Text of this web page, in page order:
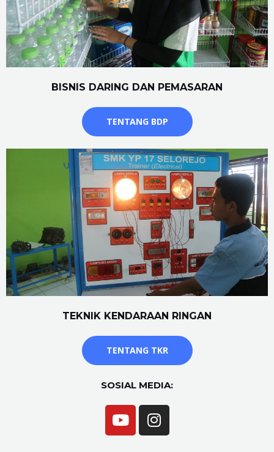
BISNIS DARING DAN PEMASARAN
TENTANG BDP
TEKNIK KENDARAAN RINGAN
TENTANG TKR
SOSIAL MEDIA: